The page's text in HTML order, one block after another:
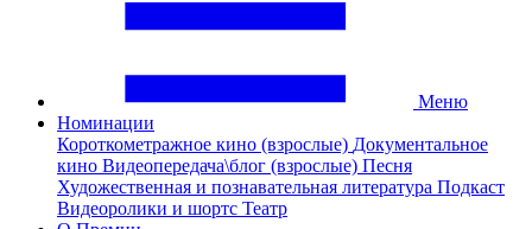
Меню
Номинации
Короткометражное кино (взрослые) Документальное
кино Видеопередача\блог (взрослые) Песня
Художественная и познавательная литература Подкаст
Видеоролики и шортс Театр